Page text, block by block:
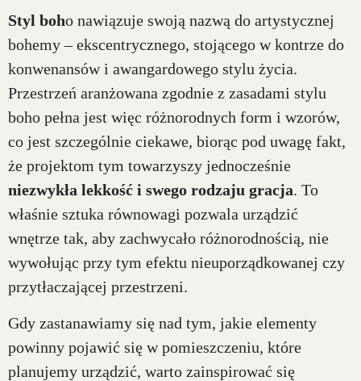
Styl boho nawiązuje swoją nazwą do artystycznej
bohemy – ekscentrycznego, stojącego w kontrze do
konwenansów i awangardowego stylu życia.
Przestrzeń aranżowana zgodnie z zasadami stylu
boho pełna jest więc różnorodnych form i wzorów,
co jest szczególnie ciekawe, biorąc pod uwagę fakt,
że projektom tym towarzyszy jednocześnie
niezwykła lekkość i swego rodzaju gracja. To
właśnie sztuka równowagi pozwala urządzić
wnętrze tak, aby zachwycało różnorodnością, nie
wywołując przy tym efektu nieuporządkowanej czy
przytłaczającej przestrzeni.
Gdy zastanawiamy się nad tym, jakie elementy
powinny pojawić się w pomieszczeniu, które
planujemy urządzić, warto zainspirować się